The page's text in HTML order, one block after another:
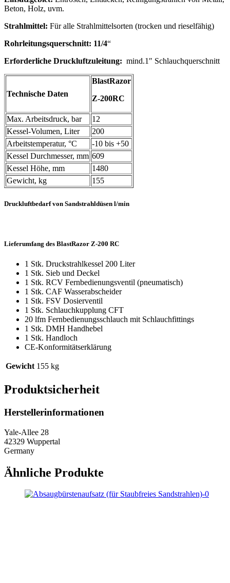
Beton, Holz, uvm.
Strahlmittel: Für alle Strahlmittelsorten (trocken und rieselfähig)
Rohrleitungsquerschnitt: 11/4“
Erforderliche Druckluftzuleitung: mind.1″ Schlauchquerschnitt
Technische Daten
BlastRazor
Z-200RC
Max. Arbeitsdruck, bar
12
Kessel-Volumen, Liter
200
Arbeitstemperatur, °C
-10 bis +50
Kessel Durchmesser, mm 609
Kessel Höhe, mm
1480
Gewicht, kg
155
Druckluftbedarf von Sandstrahldüsen l/min
Lieferumfang des BlastRazor Z-200 RC
1 Stk. Druckstrahlkessel 200 Liter
1 Stk. Sieb und Deckel
1 Stk. RCV Fernbedienungsventil (pneumatisch)
1 Stk. CAF Wasserabscheider
1 Stk. FSV Dosierventil
1 Stk. Schlauchkupplung CFT
20 lfm Fernbedienungsschlauch mit Schlauchfittings
1 Stk. DMH Handhebel
1 Stk. Handloch
CE-Konformitätserklärung
Gewicht 155 kg
Produktsicherheit
Herstellerinformationen
Yale-Allee 28
42329 Wuppertal
Germany
Ähnliche Produkte